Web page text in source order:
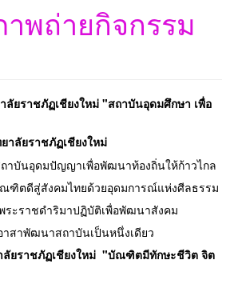
พถ่ายกิจกรรม
ลัยราชภัฏเชียงใหม่ "สถาบันอุดมศึกษา เพื่อ
าลัยราชภัฏเชียงใหม่
าบันอุดมปัญญาเพื่อพัฒนาท้องถิ่นให้ก้าวไกล
ฑิตดีสู่สังคมไทยด้วยอุดมการณ์แห่งศีลธรรม
ระราชดำริมาปฏิบัติเพื่อพัฒนาสังคม
าสาพัฒนาสถาบันเป็นหนึ่งเดียว
ยราชภัฏเชียงใหม่ "บัณฑิตมีทักษะชีวิต จิต